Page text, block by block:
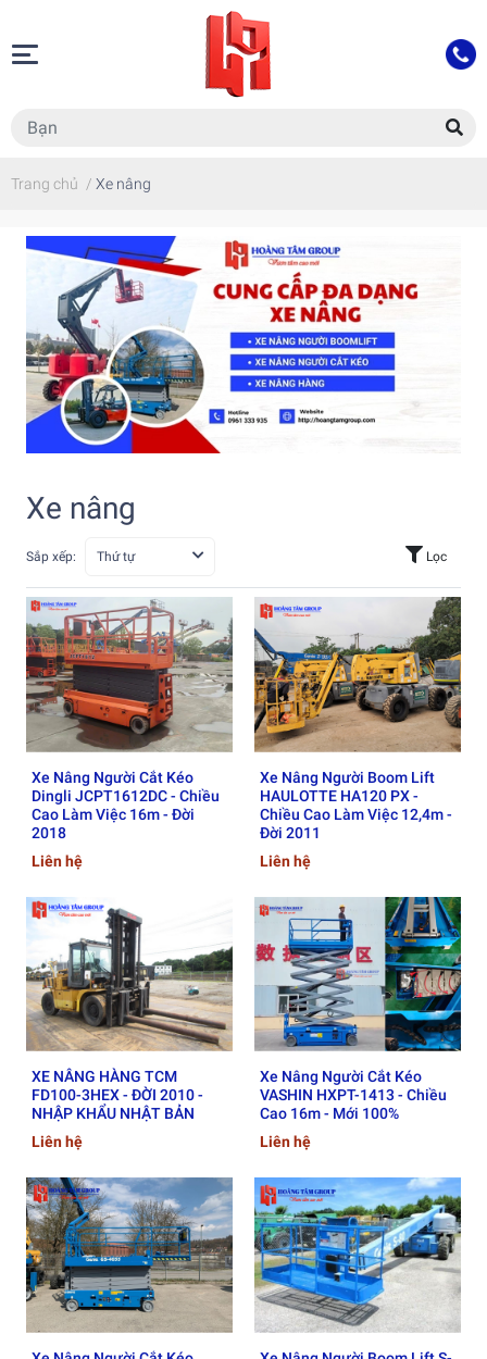
Trang chủ / Xe nâng
Xe nâng
Sắp xếp: Thứ tự Lọc
Xe Nâng Người Cắt Kéo
Dingli JCPT1612DC - Chiều
Cao Làm Việc 16m - Đời
2018
Liên hệ
Xe Nâng Người Boom Lift
HAULOTTE HA120 PX -
Chiều Cao Làm Việc 12,4m -
Đời 2011
Liên hệ
XE NÂNG HÀNG TCM
FD100-3HEX - ĐỜI 2010 -
NHẬP KHẨU NHẬT BẢN
Liên hệ
Xe Nâng Người Cắt Kéo
VASHIN HXPT-1413 - Chiều
Cao 16m - Mới 100%
Liên hệ